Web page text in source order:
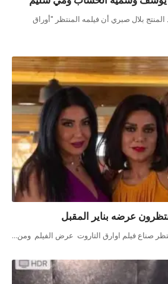
بلال صبري أن فيلمه المنتظر "أوراق
عرضه بناير المقبل
فيلم اوارق التاروت عرض الفيلم ومن…